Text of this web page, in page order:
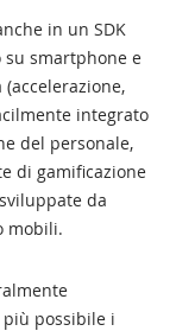
in un SDK
smartphone e
integrato
del personale,
di gamificazione
da
mobili.
possibile i